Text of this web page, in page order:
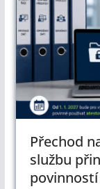
Přechod
službu
povinností